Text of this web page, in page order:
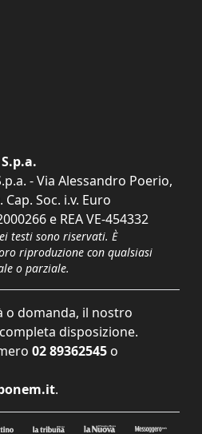
- Via Alessandro Poerio,
Cap. Soc. i.v. Euro
e REA VE-454332
testi sono riservati. È
riproduzione con qualsiasi
o parziale.
o domanda, il nostro
disposizione.
02 89362545 o
.